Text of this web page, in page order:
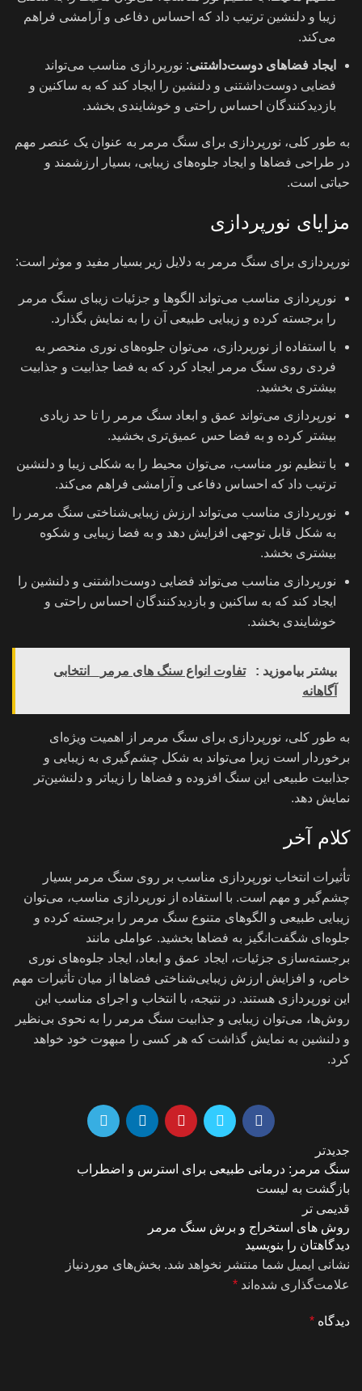
زیبا و دلنشین ترتیب داد که احساس دفاعی و آرامشی فراهم
می‌کند.
ایجاد فضاهای دوست‌داشتنی: نورپردازی مناسب می‌تواند
فضایی دوست‌داشتنی و دلنشین را ایجاد کند که به ساکنین و
بازدیدکنندگان احساس راحتی و خوشایندی بخشد.
به طور کلی، نورپردازی برای سنگ مرمر به عنوان یک عنصر مهم
در طراحی فضاها و ایجاد جلوه‌های زیبایی، بسیار ارزشمند و
حیاتی است.
مزایای نورپردازی
نورپردازی برای سنگ مرمر به دلایل زیر بسیار مفید و موثر است:
نورپردازی مناسب می‌تواند الگوها و جزئیات زیبای سنگ مرمر
را برجسته کرده و زیبایی طبیعی آن را به نمایش بگذارد.
با استفاده از نورپردازی، می‌توان جلوه‌های نوری منحصر به
فردی روی سنگ مرمر ایجاد کرد که به فضا جذابیت و جذابیت
بیشتری بخشید.
نورپردازی می‌تواند عمق و ابعاد سنگ مرمر را تا حد زیادی
بیشتر کرده و به فضا حس عمیق‌تری بخشید.
با تنظیم نور مناسب، می‌توان محیط را به شکلی زیبا و دلنشین
ترتیب داد که احساس دفاعی و آرامشی فراهم می‌کند.
نورپردازی مناسب می‌تواند ارزش زیبایی‌شناختی سنگ مرمر را
به شکل قابل توجهی افزایش دهد و به فضا زیبایی و شکوه
بیشتری بخشد.
نورپردازی مناسب می‌تواند فضایی دوست‌داشتنی و دلنشین را
ایجاد کند که به ساکنین و بازدیدکنندگان احساس راحتی و
خوشایندی بخشد.
بیشتر بیاموزید :
تفاوت انواع سنگ های مرمر_ انتخابی
آگاهانه
به طور کلی، نورپردازی برای سنگ مرمر از اهمیت ویژه‌ای
برخوردار است زیرا می‌تواند به شکل چشم‌گیری به زیبایی و
جذابیت طبیعی این سنگ افزوده و فضاها را زیباتر و دلنشین‌تر
نمایش دهد.
کلام آخر
تأثیرات انتخاب نورپردازی مناسب بر روی سنگ مرمر بسیار
چشم‌گیر و مهم است. با استفاده از نورپردازی مناسب، می‌توان
زیبایی طبیعی و الگوهای متنوع سنگ مرمر را برجسته کرده و
جلوه‌ای شگفت‌انگیز به فضاها بخشید. عواملی مانند
برجسته‌سازی جزئیات، ایجاد عمق و ابعاد، ایجاد جلوه‌های نوری
خاص، و افزایش ارزش زیبایی‌شناختی فضاها از میان تأثیرات مهم
این نورپردازی هستند. در نتیجه، با انتخاب و اجرای مناسب این
روش‌ها، می‌توان زیبایی و جذابیت سنگ مرمر را به نحوی بی‌نظیر
و دلنشین به نمایش گذاشت که هر کسی را مبهوت خود خواهد
کرد.
جدیدتر
سنگ مرمر: درمانی طبیعی برای استرس و اضطراب
بازگشت به لیست
قدیمی تر
روش های استخراج و برش سنگ مرمر
دیدگاهتان را بنویسید
نشانی ایمیل شما منتشر نخواهد شد. بخش‌های موردنیاز
علامت‌گذاری شده‌اند *
دیدگاه *